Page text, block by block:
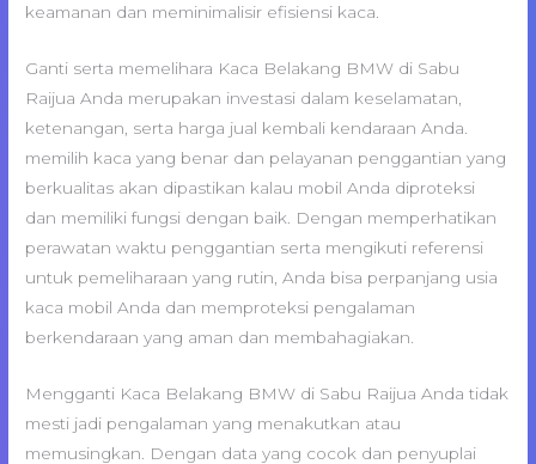
keamanan dan meminimalisir efisiensi kaca.
Ganti serta memelihara Kaca Belakang BMW di Sabu
Raijua Anda merupakan investasi dalam keselamatan,
ketenangan, serta harga jual kembali kendaraan Anda.
memilih kaca yang benar dan pelayanan penggantian yang
berkualitas akan dipastikan kalau mobil Anda diproteksi
dan memiliki fungsi dengan baik. Dengan memperhatikan
perawatan waktu penggantian serta mengikuti referensi
untuk pemeliharaan yang rutin, Anda bisa perpanjang usia
kaca mobil Anda dan memproteksi pengalaman
berkendaraan yang aman dan membahagiakan.
Mengganti Kaca Belakang BMW di Sabu Raijua Anda tidak
mesti jadi pengalaman yang menakutkan atau
memusingkan. Dengan data yang cocok dan penyuplai